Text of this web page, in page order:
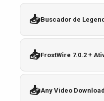
📥Buscador de
📥FrostWire 7.0.2 +
📥Any Video